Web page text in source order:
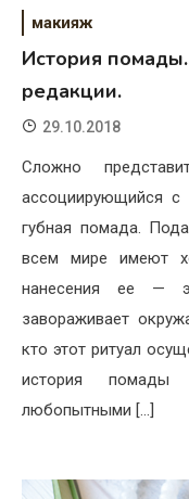
макияж
История
редакции.
29.10.2018
Сложно
ассоциирующийся
губная помада.
всем мире имеют
нанесения ее —
завораживает
кто этот ритуал
история
любопытными […]